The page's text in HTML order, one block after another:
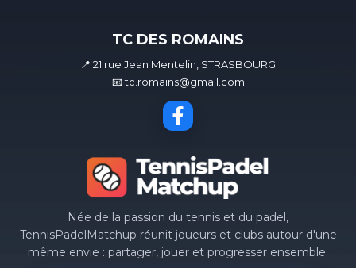
TC DES ROMAINS
📍 21 rue Jean Mentelin, STRASBOURG
📧 tc.romains@gmail.com
Née de la passion du tennis et du padel,
TennisPadelMatchup réunit joueurs et clubs autour d'une
même envie : partager, jouer et progresser ensemble.